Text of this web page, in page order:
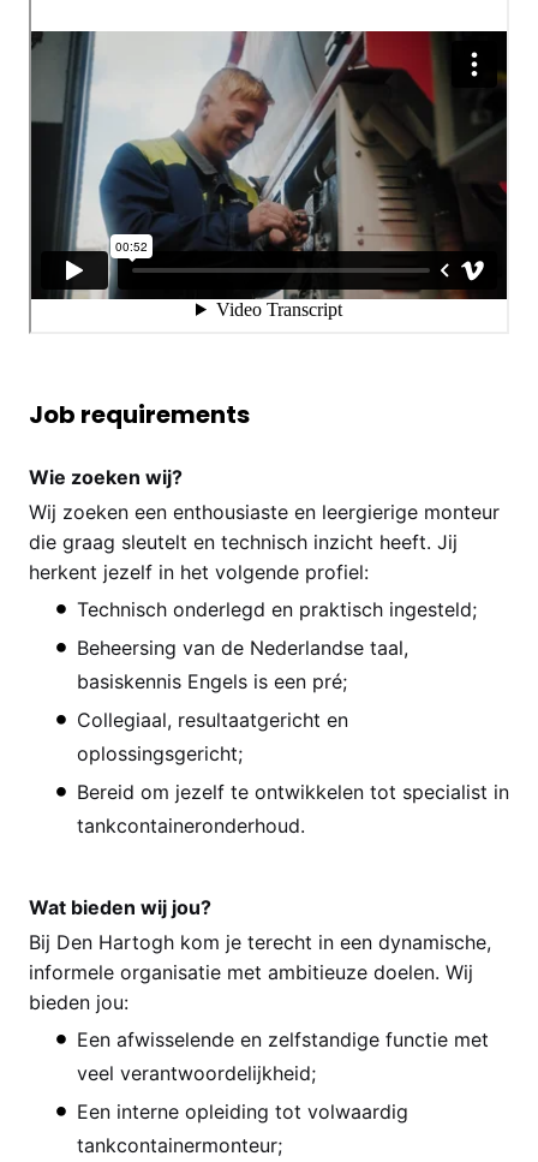
Job requirements
Wie zoeken wij?
Wij zoeken een enthousiaste en leergierige monteur
die graag sleutelt en technisch inzicht heeft. Jij
herkent jezelf in het volgende profiel:
Technisch onderlegd en praktisch ingesteld;
Beheersing van de Nederlandse taal,
basiskennis Engels is een pré;
Collegiaal, resultaatgericht en
oplossingsgericht;
Bereid om jezelf te ontwikkelen tot specialist in
tankcontaineronderhoud.
Wat bieden wij jou?
Bij Den Hartogh kom je terecht in een dynamische,
informele organisatie met ambitieuze doelen. Wij
bieden jou:
Een afwisselende en zelfstandige functie met
veel verantwoordelijkheid;
Een interne opleiding tot volwaardig
tankcontainermonteur;